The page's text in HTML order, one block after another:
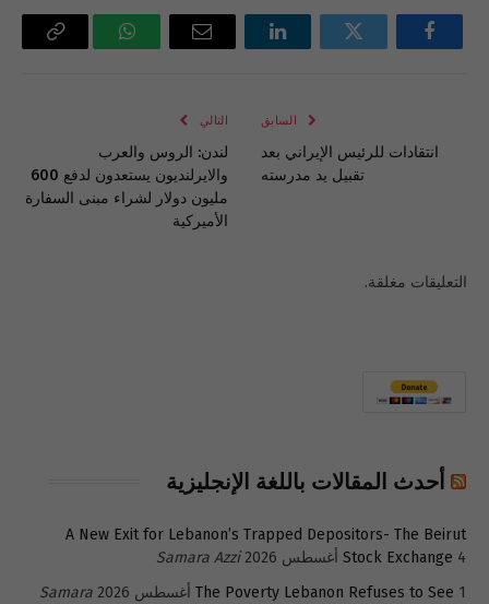
فيسبوك تويتر لينكدإن
البريد
واتساب Copy
السابق
انتقادات للرئيس الإيراني بعد
تقبيل يد مدرسته
التالي
لندن: الروس والعرب
والايرلنديون يستعدون لدفع 600
مليون دولار لشراء مبنى السفارة
الأميركية
التعليقات مغلقة.
أحدث المقالات باللغة الإنجليزية
A New Exit for Lebanon’s Trapped Depositors- The Beirut
Stock Exchange 4 أغسطس 2026
Samara Azzi
The Poverty Lebanon Refuses to See 1 أغسطس 2026
Samara